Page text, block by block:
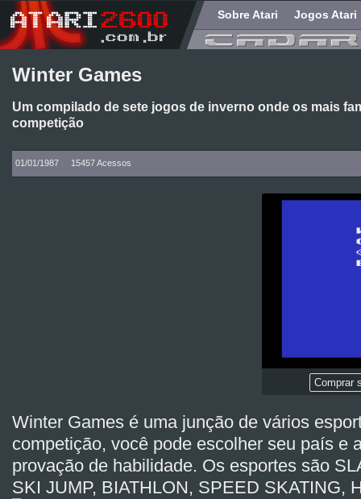
Sobre Atari Jogos Atari
Winter Games
Um compilado de sete jogos de inverno onde os mais
competição
01/01/1987 15457 Acessos
Comprar
Winter Games é uma junção de vários
competição, você pode escolher seu país e
provação de habilidade. Os esportes são
SKI JUMP, BIATHLON, SPEED SKATING,